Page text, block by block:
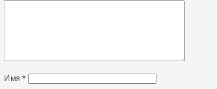
Имя *